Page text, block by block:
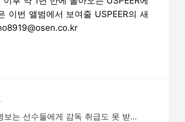
이번 앨범에서 보여줄 USPEER의 새
“홍명보는 선수들에게 감독 취급도 못 받았구만…” 축구팬들이 충격받은 이유…남아공전 하